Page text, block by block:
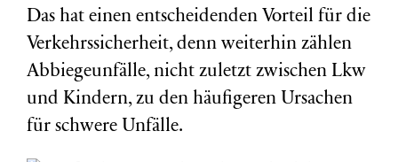
Das hat einen entscheidenden Vorteil für die
Verkehrssicherheit, denn weiterhin zählen
Abbiegeunfälle, nicht zuletzt zwischen Lkw
und Kindern, zu den häufigeren Ursachen
für schwere Unfälle.